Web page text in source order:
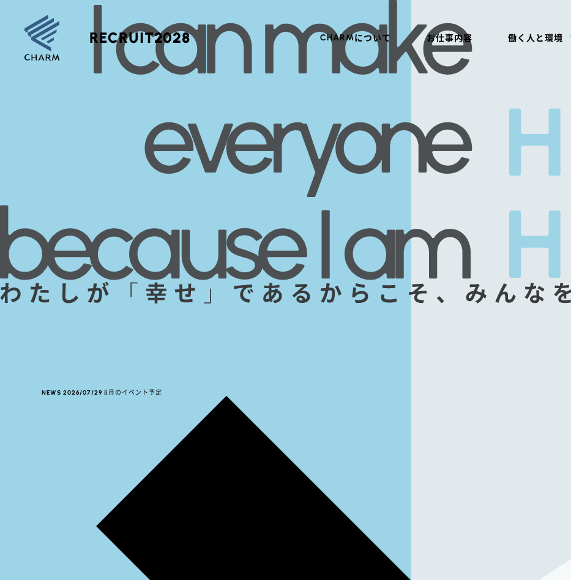
RECRUIT2028 CHARMについて お仕事内容 働く人と環境
NEWS 2026/07/29 8月のイベント予定